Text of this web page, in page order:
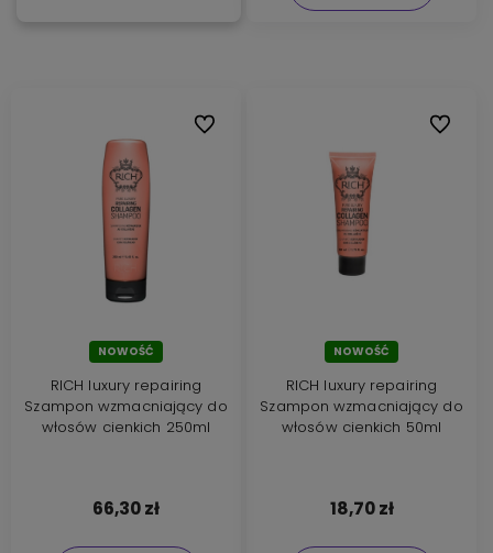
NOWOŚĆ
RICH luxury repairing
Szampon wzmacniający do
włosów cienkich 250ml
66,30 zł
Do ulubionych
NOWOŚĆ
RICH luxury repairing
Szampon wzmacniający do
włosów cienkich 50ml
18,70 zł
Do